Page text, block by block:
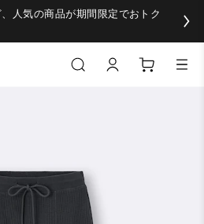
人気の商品が期間限定でおトク